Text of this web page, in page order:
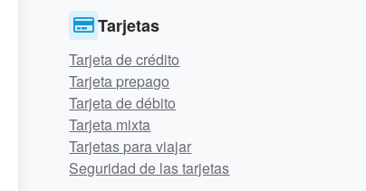
Tarjetas
Tarjeta de crédito
Tarjeta prepago
Tarjeta de débito
Tarjeta mixta
Tarjetas para viajar
Seguridad de las tarjetas